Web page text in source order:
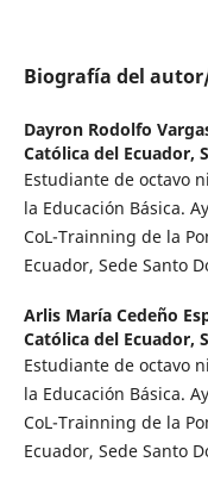
Biografía del
Dayron Rodolfo
Católica del Ecuador,
Estudiante de octavo
la Educación Básica.
CoL-Trainning de la
Ecuador, Sede Santo
Arlis María Cedeño
Católica del Ecuador,
Estudiante de octavo
la Educación Básica.
CoL-Trainning de la
Ecuador, Sede Santo